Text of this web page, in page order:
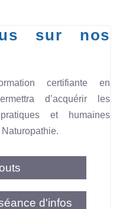
sur nos
certifiante en
d’acquérir les
et humaines
d'infos